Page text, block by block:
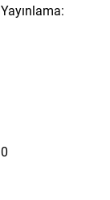
Yayınlama:
0